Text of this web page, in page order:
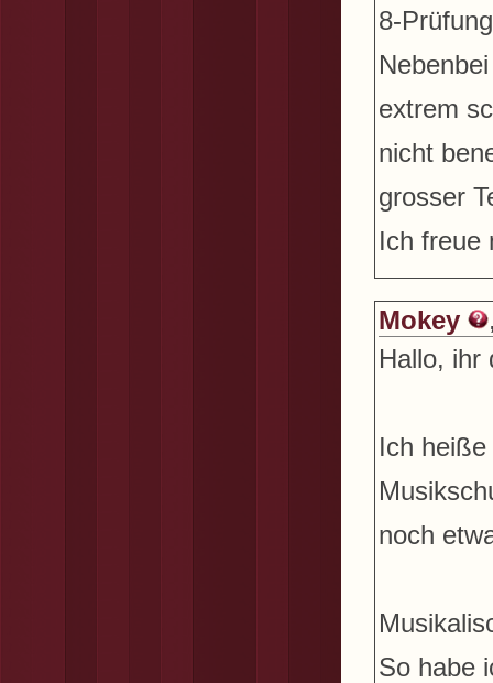
8-
extrem
nicht
grosser
Ich freue
Mokey
Hallo, ihr
Ich
noch
So habe